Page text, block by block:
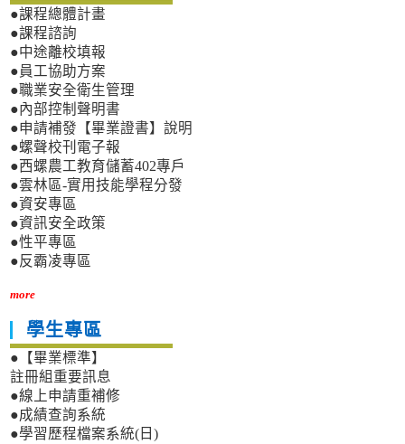
●課程總體計畫
●課程諮詢
●中途離校填報
●員工協助方案
●職業安全衛生管理
●內部控制聲明書
●申請補發【畢業證書】說明
●螺聲校刊電子報
●西螺農工教育儲蓄402專戶
●雲林區-實用技能學程分發
●資安專區
●資訊安全政策
●性平專區
●反霸凌專區
more
學生專區
●【畢業標準】
註冊組重要訊息
●線上申請重補修
●成績查詢系統
●學習歷程檔案系統(日)